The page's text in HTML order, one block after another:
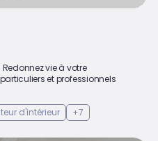
vie à votre
et professionnels
d'intérieur +7